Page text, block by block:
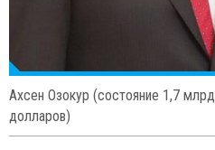
Ахсен Озокур (состояние 1,7 млрд.
долларов)